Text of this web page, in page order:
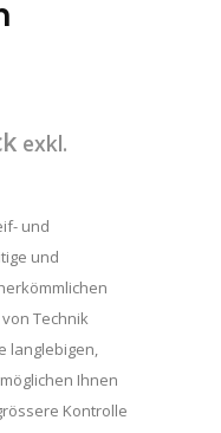
exkl.
und
und
Technik
langlebigen,
Ihnen
Kontrolle